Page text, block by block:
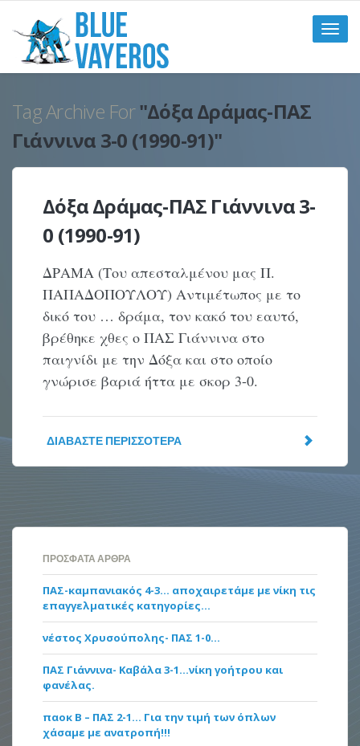
Toggle
Tag Archive For"Δόξα Δράμας-ΠΑΣ
Γιάννινα 3-0 (1990-91)"
Δόξα Δράμας-ΠΑΣ Γιάννινα 3-
0 (1990-91)
ΔΡΑΜΑ (Του απεσταλμένου μας Π.
ΠΑΠΑΔΟΠΟΥΛΟΥ) Αντιμέτωπος με το
δικό του … δράμα, τον κακό του εαυτό,
βρέθηκε χθες ο ΠΑΣ Γιάννινα στο
παιγνίδι με την Δόξα και στο οποίο
γνώρισε βαριά ήττα με σκορ 3-0.
ΔΙΑΒΆΣΤΕ ΠΕΡΙΣΣΌΤΕΡΑ
ΠΡΌΣΦΑΤΑ ΆΡΘΡΑ
ΠΑΣ-καμπανιακός 4-3… αποχαιρετάμε με νίκη τις
επαγγελματικές κατηγορίες…
νέστος Χρυσούπολης- ΠΑΣ 1-0…
ΠΑΣ Γιάννινα- Καβάλα 3-1…νίκη γοήτρου και
φανέλας.
παοκ Β – ΠΑΣ 2-1… Για την τιμή των όπλων
χάσαμε με ανατροπή!!!